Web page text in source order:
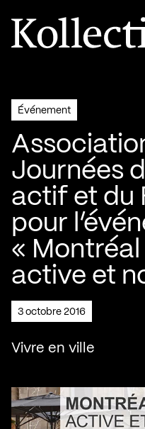
Aller à la page d'accueil
Logo Kollectif
Événement
Journées
actif et du
pour
«
active et
3 octobre 2016
Vivre en ville